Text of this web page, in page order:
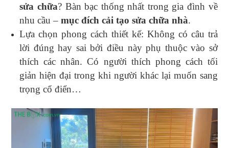
sửa chữa? Bàn bạc thống nhất trong gia đình về
nhu cầu –mục đích cải tạo sửa chữa nhà.
Lựa chọn phong cách thiết kế: Không có câu trả
lời đúng hay sai bởi điều này phụ thuộc vào sở
thích các nhân. Có người thích phong cách tối
giản hiện đại trong khi người khác lại muốn sang
trọng cổ điển…